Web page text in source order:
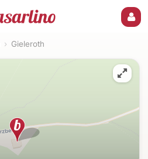
› Gieleroth